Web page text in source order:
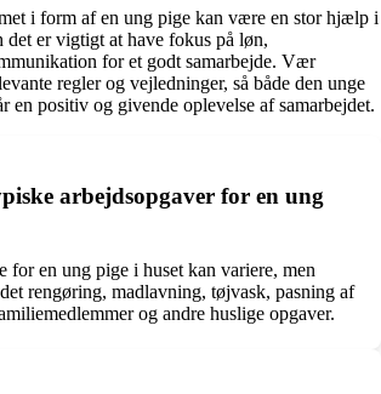
i form af en ung pige kan være en stor hjælp i
det er vigtigt at have fokus på løn,
for et godt samarbejde. Vær
regler og vejledninger, så både den unge
en positiv og givende oplevelse af samarbejdet.
arbejdsopgaver for en ung
for en ung pige i huset kan variere, men
rengøring, madlavning, tøjvask, pasning af
og andre huslige opgaver.